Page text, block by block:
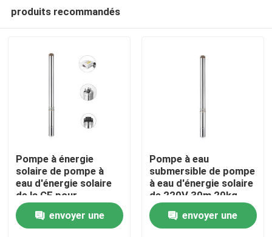
Maison
produits recommandés
Pompe à énergie
solaire de pompe à
eau d'énergie solaire
de la CE pour
l'agriculture 2200W
envoyer une
Pompe à eau
submersible de pompe
à eau d'énergie solaire
de 220V 30m 20kg
envoyer une